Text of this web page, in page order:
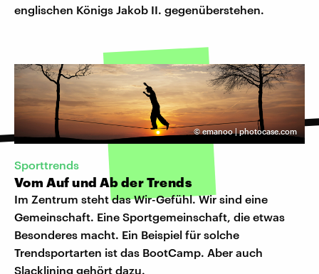
englischen Königs Jakob II. gegenüberstehen.
©emanoo | photocase.com
Sporttrends
Vom Auf und Ab der Trends
Im Zentrum steht das Wir-Gefühl. Wir sind eine
Gemeinschaft. Eine Sportgemeinschaft, die etwas
Besonderes macht. Ein Beispiel für solche
Trendsportarten ist das BootCamp. Aber auch
Slacklining gehört dazu.